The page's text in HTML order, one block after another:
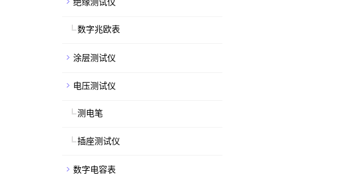
数字兆欧表
涂层测试仪
电压测试仪
测电笔
插座测试仪
数字电容表